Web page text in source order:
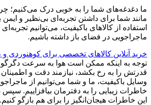
ما دغدغه‌های شما را به خوبی درک می‌کنیم؛
مانند شما برای داشتن تجربه‌ای بی‌نظیر و ایمن
استفاده از کالاهای باکیفیت، می‌توانیم
ماجراجویی در فضای باز داشته باشیم.
خرید آنلاین کالاهای تخصصی برای کوهنوردی
توجه به اینکه ممکن است هوا به سرعت
قدرتش را به رخ بکشد، نیازمند دقت و
وسایل باکیفیت، ما و شما می‌توانیم از
خاطرات زیبایی را به دفترمان بیافزاییم. سپس
این خاطرات هیجان‌انگیز را برای هم بازگو کنیم.